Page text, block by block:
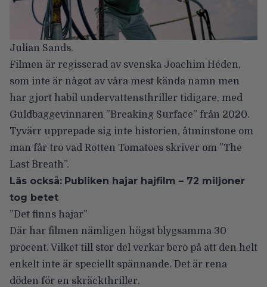
Julian Sands.
Filmen är regisserad av svenska Joachim Héden,
som inte är något av våra mest kända namn men
har gjort habil undervattensthriller tidigare, med
Guldbaggevinnaren ”Breaking Surface” från 2020.
Tyvärr upprepade sig inte historien, åtminstone om
man får tro vad Rotten Tomatoes skriver om ”The
Last Breath”.
Läs också: Publiken hajar hajfilm – 72 miljoner
tog betet
”Det finns hajar”
Där har filmen nämligen högst blygsamma 30
procent. Vilket till stor del verkar bero på att den helt
enkelt inte är speciellt spännande. Det är rena
döden för en skräckthriller.